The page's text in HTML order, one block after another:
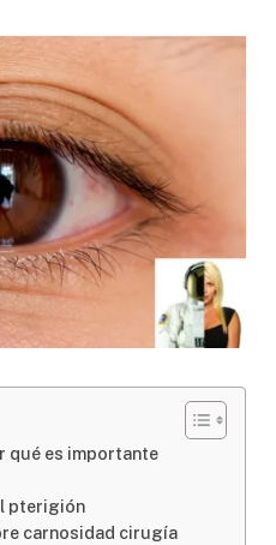
qué es importante
pterigión
carnosidad cirugía